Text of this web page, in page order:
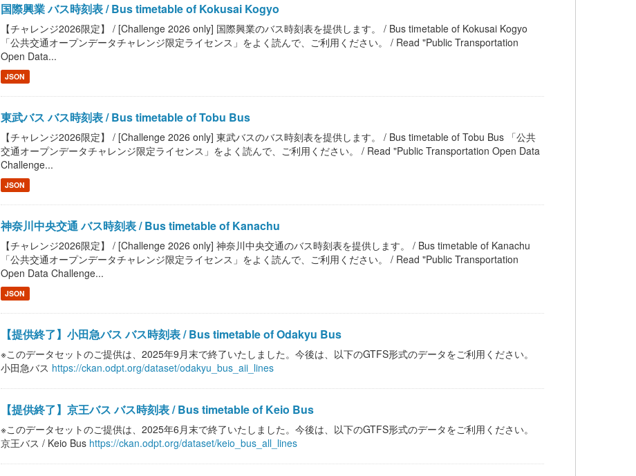
国際興業 バス時刻表 / Bus timetable of Kokusai Kogyo
【チャレンジ2026限定】 / [Challenge 2026 only] 国際興業のバス時刻表を提供します。 / Bus timetable of Kokusai Kogyo
「公共交通オープンデータチャレンジ限定ライセンス」をよく読んで、ご利用ください。 / Read "Public Transportation
Open Data...
JSON
東武バス バス時刻表 / Bus timetable of Tobu Bus
【チャレンジ2026限定】 / [Challenge 2026 only] 東武バスのバス時刻表を提供します。 / Bus timetable of Tobu Bus 「公共
交通オープンデータチャレンジ限定ライセンス」をよく読んで、ご利用ください。 / Read "Public Transportation Open Data
Challenge...
JSON
神奈川中央交通 バス時刻表 / Bus timetable of Kanachu
【チャレンジ2026限定】 / [Challenge 2026 only] 神奈川中央交通のバス時刻表を提供します。 / Bus timetable of Kanachu
「公共交通オープンデータチャレンジ限定ライセンス」をよく読んで、ご利用ください。 / Read "Public Transportation
Open Data Challenge...
JSON
【提供終了】小田急バス バス時刻表 / Bus timetable of Odakyu Bus
※このデータセットのご提供は、2025年9月末で終了いたしました。今後は、以下のGTFS形式のデータをご利用ください。
小田急バス https://ckan.odpt.org/dataset/odakyu_bus_aii_lines
【提供終了】京王バス バス時刻表 / Bus timetable of Keio Bus
※このデータセットのご提供は、2025年6月末で終了いたしました。今後は、以下のGTFS形式のデータをご利用ください。
京王バス / Keio Bus https://ckan.odpt.org/dataset/keio_bus_all_lines